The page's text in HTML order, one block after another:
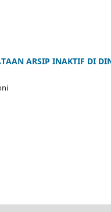
ARSIP INAKTIF DI